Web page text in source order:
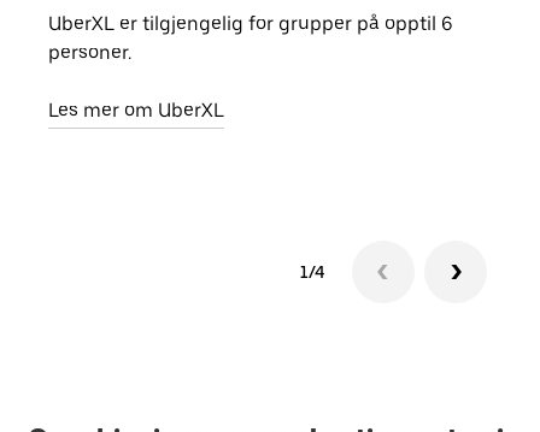
UberXL er tilgjengelig for grupper på opptil 6
personer.
Les mer om UberXL
1/4